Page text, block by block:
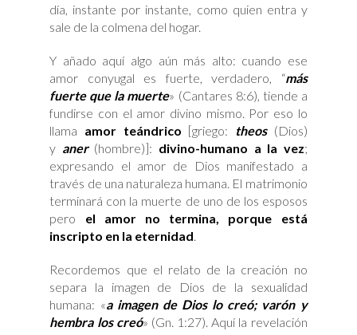
día, instante por instante, como quien entra y
sale de la colmena del hogar.
Y añado aquí algo aún más alto: cuando ese
amor conyugal es fuerte, verdadero, “más
fuerte que la muerte» (Cantares 8:6), tiende a
fundirse con el amor divino mismo. Por eso lo
llama amor teándrico [griego: theos(Dios)
y aner (hombre)]: divino-humano a la vez;
expresando el amor de Dios manifestado a
través de una naturaleza humana. El matrimonio
terminará con la muerte de uno de los esposos
pero el amor no termina, porque está
inscripto en la eternidad
Recordemos que el relato de la creación no
separa la imagen de Dios de la sexualidad
humana: «a imagen de Dios lo creó; varón y
hembra los creó» (Gn. 1:27). Aquí la revelación